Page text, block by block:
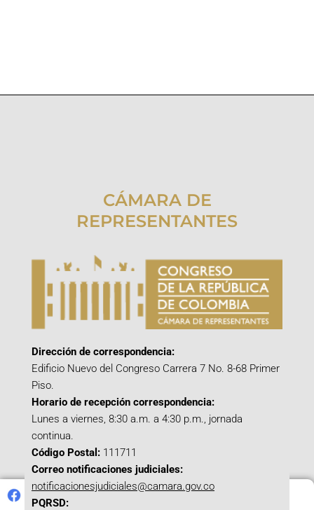
CÁMARA DE
REPRESENTANTES
Dirección de correspondencia:
Edificio Nuevo del Congreso Carrera 7 No. 8-68 Primer
Piso.
Horario de recepción correspondencia:
Lunes a viernes, 8:30 a.m. a 4:30 p.m., jornada
continua.
Código Postal: 111711
Correo notificaciones judiciales:
notificacionesjudiciales@camara.gov.co
PQRSD: